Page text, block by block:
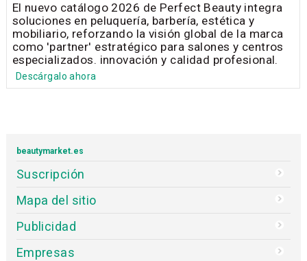
El nuevo catálogo 2026 de Perfect Beauty integra
soluciones en peluquería, barbería, estética y
mobiliario, reforzando la visión global de la marca
como 'partner' estratégico para salones y centros
especializados. innovación y calidad profesional.
Descárgalo ahora
beautymarket.es
Suscripción
Mapa del sitio
Publicidad
Empresas